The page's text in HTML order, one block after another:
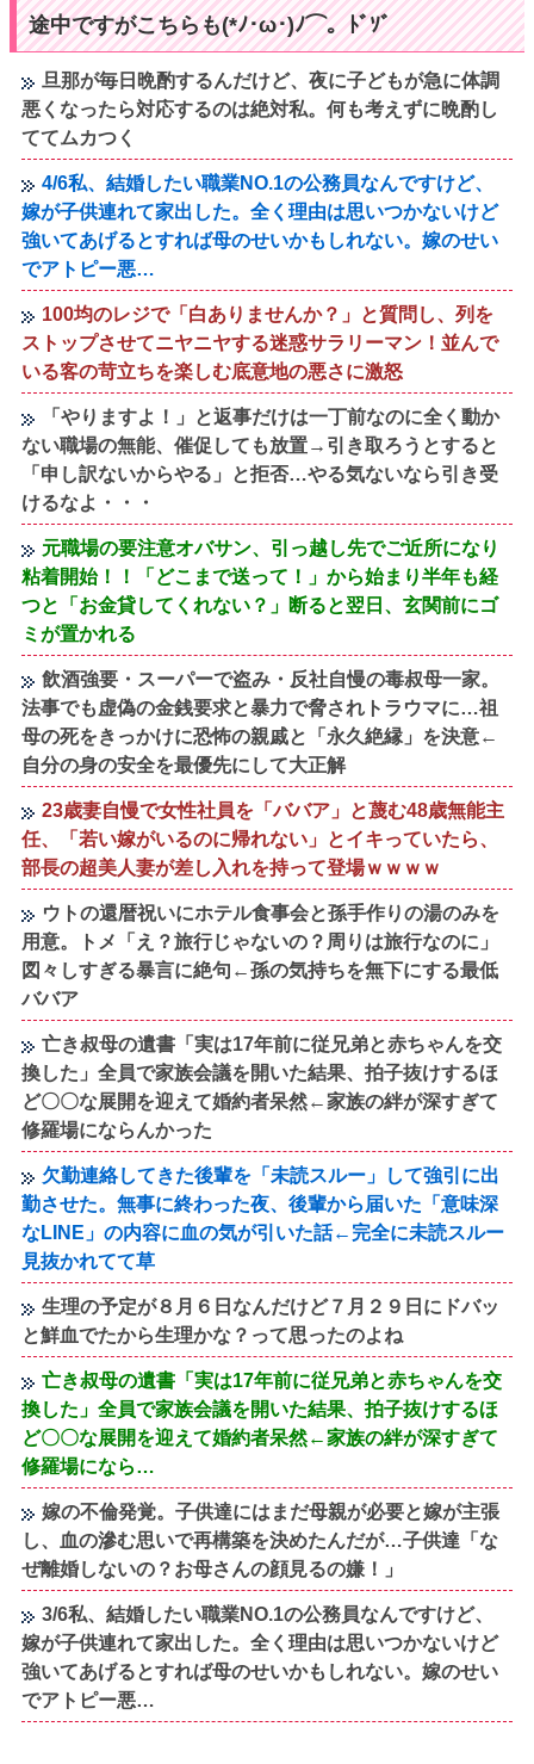
途中ですがこちらも(*ﾉ･ω･)ﾉ⌒。ﾄﾞｿﾞ
旦那が毎日晩酌するんだけど、夜に子どもが急に体調
悪くなったら対応するのは絶対私。何も考えずに晩酌し
ててムカつく
4/6私、結婚したい職業NO.1の公務員なんですけど、
嫁が子供連れて家出した。全く理由は思いつかないけど
強いてあげるとすれば母のせいかもしれない。嫁のせい
でアトピー悪…
100均のレジで「白ありませんか？」と質問し、列を
ストップさせてニヤニヤする迷惑サラリーマン！並んで
いる客の苛立ちを楽しむ底意地の悪さに激怒
「やりますよ！」と返事だけは一丁前なのに全く動か
ない職場の無能、催促しても放置→引き取ろうとすると
「申し訳ないからやる」と拒否…やる気ないなら引き受
けるなよ・・・
元職場の要注意オバサン、引っ越し先でご近所になり
粘着開始！！「どこまで送って！」から始まり半年も経
つと「お金貸してくれない？」断ると翌日、玄関前にゴ
ミが置かれる
飲酒強要・スーパーで盗み・反社自慢の毒叔母一家。
法事でも虚偽の金銭要求と暴力で脅されトラウマに…祖
母の死をきっかけに恐怖の親戚と「永久絶縁」を決意←
自分の身の安全を最優先にして大正解
23歳妻自慢で女性社員を「ババア」と蔑む48歳無能主
任、「若い嫁がいるのに帰れない」とイキっていたら、
部長の超美人妻が差し入れを持って登場ｗｗｗｗ
ウトの還暦祝いにホテル食事会と孫手作りの湯のみを
用意。トメ「え？旅行じゃないの？周りは旅行なのに」
図々しすぎる暴言に絶句←孫の気持ちを無下にする最低
ババア
亡き叔母の遺書「実は17年前に従兄弟と赤ちゃんを交
換した」全員で家族会議を開いた結果、拍子抜けするほ
ど〇〇な展開を迎えて婚約者呆然←家族の絆が深すぎて
修羅場にならんかった
欠勤連絡してきた後輩を「未読スルー」して強引に出
勤させた。無事に終わった夜、後輩から届いた「意味深
なLINE」の内容に血の気が引いた話←完全に未読スルー
見抜かれてて草
生理の予定が８月６日なんだけど７月２９日にドバッ
と鮮血でたから生理かな？って思ったのよね
亡き叔母の遺書「実は17年前に従兄弟と赤ちゃんを交
換した」全員で家族会議を開いた結果、拍子抜けするほ
ど〇〇な展開を迎えて婚約者呆然←家族の絆が深すぎて
修羅場になら…
嫁の不倫発覚。子供達にはまだ母親が必要と嫁が主張
し、血の滲む思いで再構築を決めたんだが…子供達「な
ぜ離婚しないの？お母さんの顔見るの嫌！」
3/6私、結婚したい職業NO.1の公務員なんですけど、
嫁が子供連れて家出した。全く理由は思いつかないけど
強いてあげるとすれば母のせいかもしれない。嫁のせい
でアトピー悪…